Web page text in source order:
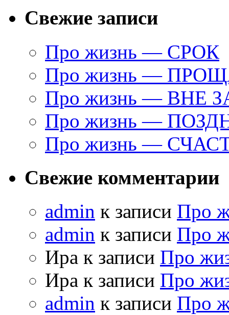
Свежие записи
Про жизнь — СРОК
Про жизнь —
Про жизнь — ВНЕ
Про жизнь —
Про жизнь —
Свежие комментарии
admin к записи Про
admin к записи Про
Ира к записи Про
Ира к записи Про
admin к записи Про